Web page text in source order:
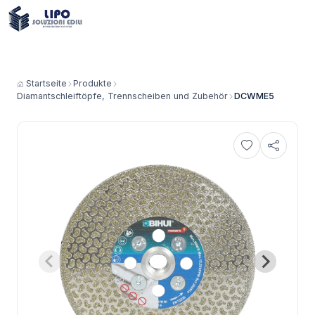
Startseite
Produkte
Diamantschleiftöpfe, Trennscheiben und Zubehör DCWME5